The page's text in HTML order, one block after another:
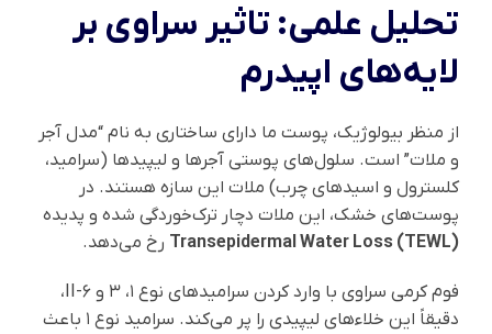
تحلیل علمی: تاثیر سراوی بر
لایه‌های اپیدرم
از منظر بیولوژیک، پوست ما دارای ساختاری به نام “مدل آجر
و ملات” است. سلول‌های پوستی آجرها و لیپیدها (سرامید،
کلسترول و اسیدهای چرب) ملات این سازه هستند. در
پوست‌های خشک، این ملات دچار ترک‌خوردگی شده و پدیده
Transepidermal Water Loss (TEWL) رخ می‌دهد.
فوم کرمی سراوی با وارد کردن سرامیدهای نوع ۱، ۳ و ۶-II،
دقیقاً این خلاءهای لیپیدی را پر می‌کند. سرامید نوع ۱ باعث